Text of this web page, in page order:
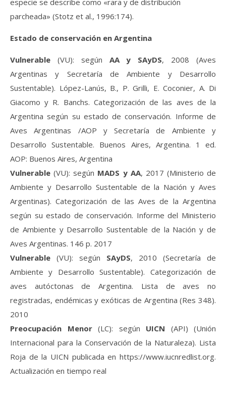
especie se describe como «rara y de distribución
parcheada» (Stotz et al., 1996:174).
Estado de conservación en Argentina
Vulnerable (VU): según AA y SAyDS, 2008 (Aves
Argentinas y Secretaría de Ambiente y Desarrollo
Sustentable). López-Lanús, B., P. Grilli, E. Coconier, A. Di
Giacomo y R. Banchs. Categorización de las aves de la
Argentina según su estado de conservación. Informe de
Aves Argentinas /AOP y Secretaría de Ambiente y
Desarrollo Sustentable. Buenos Aires, Argentina. 1 ed.
AOP: Buenos Aires, Argentina
Vulnerable (VU): según MADS y AA, 2017 (Ministerio de
Ambiente y Desarrollo Sustentable de la Nación y Aves
Argentinas). Categorización de las Aves de la Argentina
según su estado de conservación. Informe del Ministerio
de Ambiente y Desarrollo Sustentable de la Nación y de
Aves Argentinas. 146 p. 2017
Vulnerable (VU): según SAyDS, 2010 (Secretaría de
Ambiente y Desarrollo Sustentable). Categorización de
aves autóctonas de Argentina. Lista de aves no
registradas, endémicas y exóticas de Argentina (Res 348).
2010
Preocupación Menor(LC): según UICN (API) (Unión
Internacional para la Conservación de la Naturaleza). Lista
Roja de la UICN publicada en https://www.iucnredlist.org.
Actualización en tiempo real